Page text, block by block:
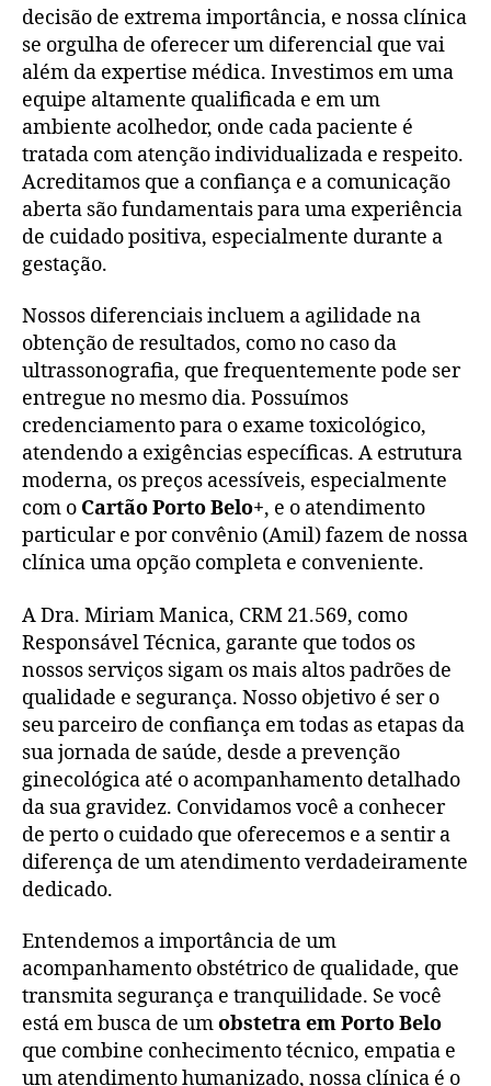
decisão de extrema importância, e nossa clínica
se orgulha de oferecer um diferencial que vai
além da expertise médica. Investimos em uma
equipe altamente qualificada e em um
ambiente acolhedor, onde cada paciente é
tratada com atenção individualizada e respeito.
Acreditamos que a confiança e a comunicação
aberta são fundamentais para uma experiência
de cuidado positiva, especialmente durante a
gestação.
Nossos diferenciais incluem a agilidade na
obtenção de resultados, como no caso da
ultrassonografia, que frequentemente pode ser
entregue no mesmo dia. Possuímos
credenciamento para o exame toxicológico,
atendendo a exigências específicas. A estrutura
moderna, os preços acessíveis, especialmente
com o Cartão Porto Belo+, e o atendimento
particular e por convênio (Amil) fazem de nossa
clínica uma opção completa e conveniente.
A Dra. Miriam Manica, CRM 21.569, como
Responsável Técnica, garante que todos os
nossos serviços sigam os mais altos padrões de
qualidade e segurança. Nosso objetivo é ser o
seu parceiro de confiança em todas as etapas da
sua jornada de saúde, desde a prevenção
ginecológica até o acompanhamento detalhado
da sua gravidez. Convidamos você a conhecer
de perto o cuidado que oferecemos e a sentir a
diferença de um atendimento verdadeiramente
dedicado.
Entendemos a importância de um
acompanhamento obstétrico de qualidade, que
transmita segurança e tranquilidade. Se você
está em busca de umobstetra em Porto Belo
que combine conhecimento técnico, empatia e
um atendimento humanizado, nossa clínica é o